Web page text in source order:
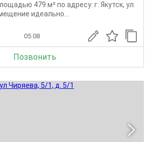
479 м² по адресу: г. Якутск, ул.
идеально...
05.08
Позвонить